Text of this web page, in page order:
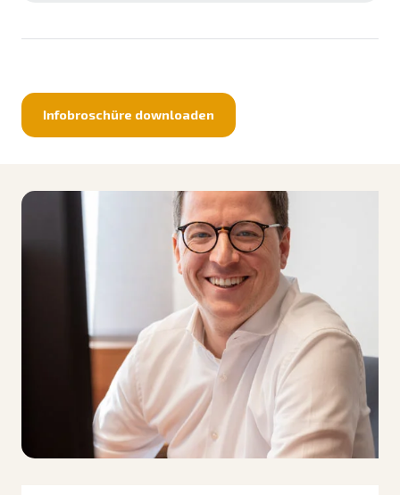
Infobroschüre downloaden